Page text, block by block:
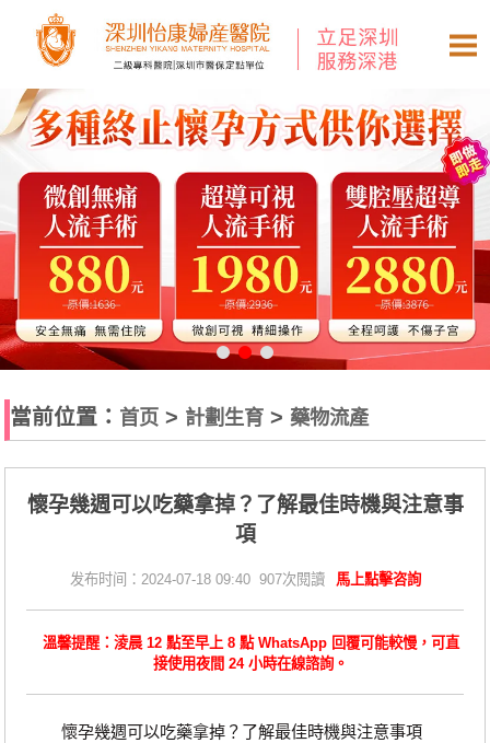
當前位置： 首页 > 計劃生育 > 藥物流產
懷孕幾週可以吃藥拿掉？了解最佳時機與注意事
項
发布时间：2024-07-18 09:40 907次閱讀 馬上點擊咨詢
溫馨提醒：淩晨 12 點至早上 8 點 WhatsApp 回覆可能較慢，可直
接使用夜間 24 小時在線諮詢。
懷孕幾週可以吃藥拿掉？了解最佳時機與注意事項